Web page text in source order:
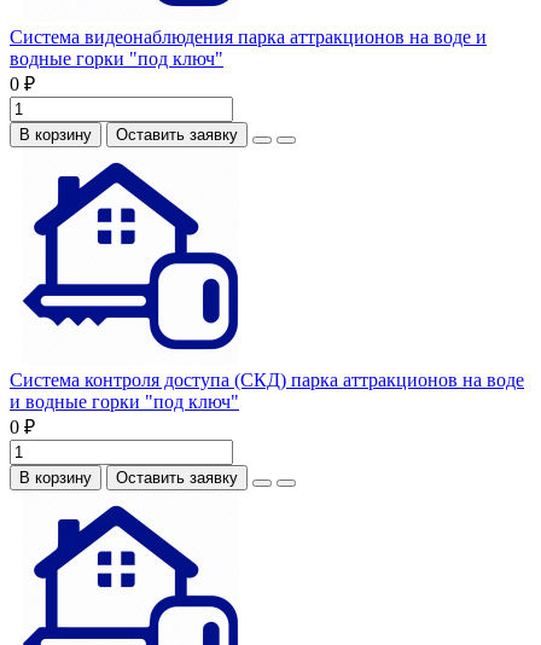
Система видеонаблюдения парка аттракционов на воде и
водные горки "под ключ"
0 ₽
В корзину Оставить заявку
Система контроля доступа (СКД) парка аттракционов на воде
и водные горки "под ключ"
0 ₽
В корзину Оставить заявку